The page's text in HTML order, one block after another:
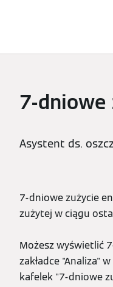
7-dniowe
Asystent ds.
7-dniowe zużycie
zużytej w ciągu
Możesz wyświetlić
zakładce "Analiza"
kafelek "7-dniowe